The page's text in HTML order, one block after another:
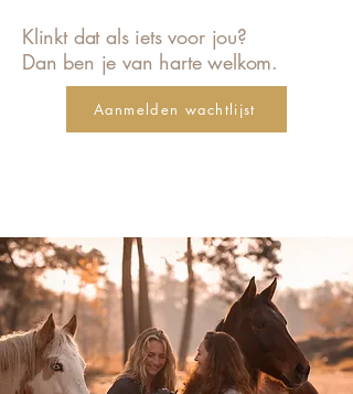
Klinkt dat als iets voor jou?
Dan ben je van harte welkom.
Aanmelden wachtlijst